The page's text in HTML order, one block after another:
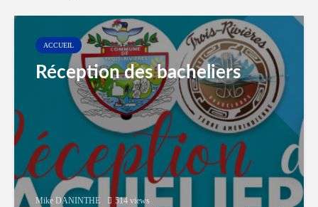
ACCUEIL
Réception des bacheliers
Mike DANINTHE 514 views